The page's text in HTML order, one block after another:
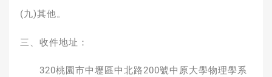
(九)其他。
三、收件地址：
320桃園市中壢區中北路200號中原大學物理學系